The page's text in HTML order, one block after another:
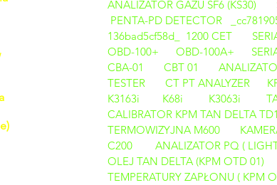
ANALIZATOR GAZU SF6 (KS30)
PENTA-PD DETECTOR
136bad5cf58d_ 1200 CET
OBD-100+
OBD-100A+
CBA-01
CBT 01
TESTER
CT PT ANALYZER
K3163i
K68i K3063i
CALIBRATOR KPM TAN DELTA
TERMOWIZYJNA M600
C200
ANALIZATOR PQ (
OLEJ TAN DELTA (KPM OTD 01)
TEMPERATURY ZAPŁONU ( KPM